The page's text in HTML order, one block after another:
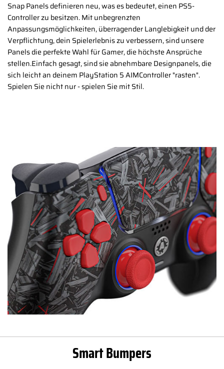
Snap Panels definieren neu, was es bedeutet, einen PS5-
Controller zu besitzen. Mit unbegrenzten
Anpassungsmöglichkeiten, überragender Langlebigkeit und der
Verpflichtung, dein Spielerlebnis zu verbessern, sind unsere
Panels die perfekte Wahl für Gamer, die höchste Ansprüche
stellen.Einfach gesagt, sind sie abnehmbare Designpanels, die
sich leicht an deinem PlayStation 5 AIMController "rasten".
Spielen Sie nicht nur - spielen Sie mit Stil.
Smart Bumpers